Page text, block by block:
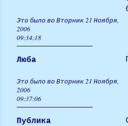
Это было во Вторник 21 Ноября,
2006
09:34:18
Люба
Это было во Вторник 21 Ноября,
2006
09:37:06
Публика